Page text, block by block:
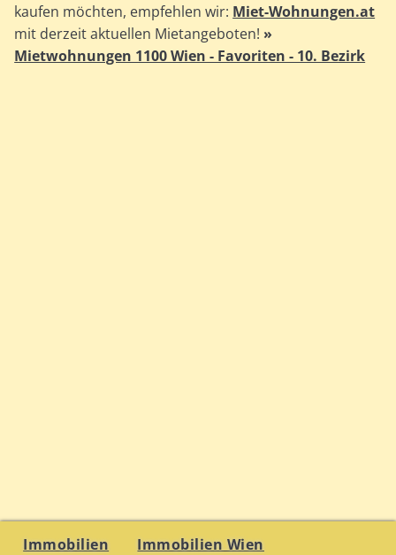
kaufen möchten, empfehlen wir: Miet-Wohnungen.at
mit derzeit aktuellen Mietangeboten! »
Mietwohnungen 1100 Wien - Favoriten - 10. Bezirk
Immobilien Immobilien Wien